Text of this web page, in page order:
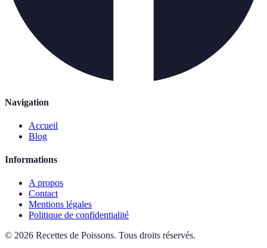
Navigation
Accueil
Blog
Informations
A propos
Contact
Mentions légales
Politique de confidentialité
© 2026 Recettes de Poissons. Tous droits réservés.